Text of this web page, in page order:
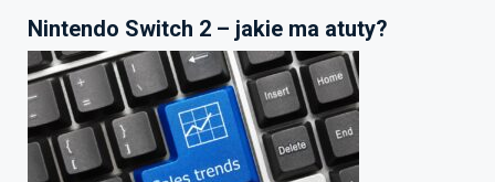
Nintendo Switch 2 – jakie ma atuty?